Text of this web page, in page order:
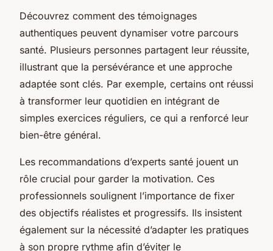
Découvrez comment des témoignages
authentiques peuvent dynamiser votre parcours
santé. Plusieurs personnes partagent leur réussite,
illustrant que la persévérance et une approche
adaptée sont clés. Par exemple, certains ont réussi
à transformer leur quotidien en intégrant de
simples exercices réguliers, ce qui a renforcé leur
bien-être général.
Les recommandations d’experts santé jouent un
rôle crucial pour garder la motivation. Ces
professionnels soulignent l’importance de fixer
des objectifs réalistes et progressifs. Ils insistent
également sur la nécessité d’adapter les pratiques
à son propre rythme afin d’éviter le